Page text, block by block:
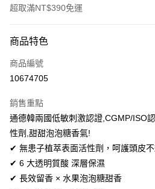
超取滿NT$390免運
POYA支付
信用卡一次付款
LINE Pay
Apple Pay
街口支付
悠遊付
商品特色
商品編號
10674705
銷售重點
通德韓兩國低敏刺激認證,CGMP/ISO
性劑,甜甜泡泡糖香氣!
✔ 無患子植萃表面活性劑，呵護頭皮
✔ 6 大透明質酸 深層保濕
✔ 長效留香 × 水果泡泡糖甜香